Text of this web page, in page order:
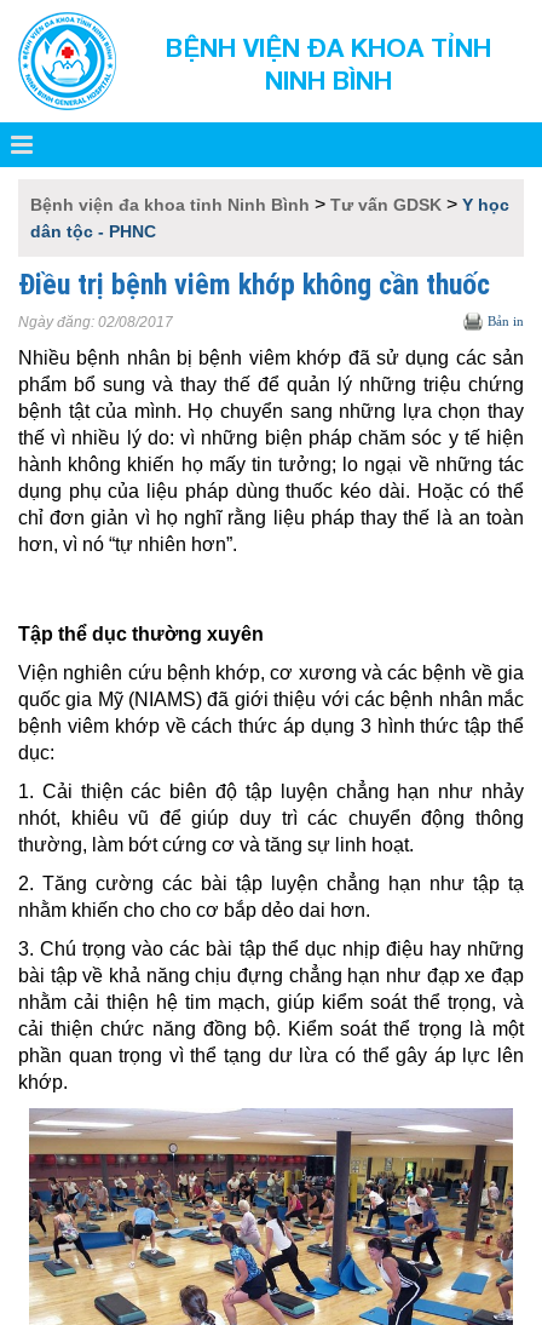
BỆNH VIỆN ĐA KHOA TỈNH
NINH BÌNH
Bệnh viện đa khoa tỉnh Ninh Bình > Tư vấn GDSK > Y học
dân tộc - PHNC
Điều trị bệnh viêm khớp không cần thuốc
Ngày đăng: 02/08/2017 Bản in
Nhiều bệnh nhân bị bệnh viêm khớp đã sử dụng các sản
phẩm bổ sung và thay thế để quản lý những triệu chứng
bệnh tật của mình. Họ chuyển sang những lựa chọn thay
thế vì nhiều lý do: vì những biện pháp chăm sóc y tế hiện
hành không khiến họ mấy tin tưởng; lo ngại về những tác
dụng phụ của liệu pháp dùng thuốc kéo dài. Hoặc có thể
chỉ đơn giản vì họ nghĩ rằng liệu pháp thay thế là an toàn
hơn, vì nó “tự nhiên hơn”.
Tập thể dục thường xuyên
Viện nghiên cứu bệnh khớp, cơ xương và các bệnh về gia
quốc gia Mỹ (NIAMS) đã giới thiệu với các bệnh nhân mắc
bệnh viêm khớpvề cách thức áp dụng 3 hình thức tập thể
dục:
1. Cải thiện các biên độ tập luyện chẳng hạn như nhảy
nhót, khiêu vũ để giúp duy trì các chuyển động thông
thường, làm bớt cứng cơ và tăng sự linh hoạt.
2. Tăng cường các bài tập luyện chẳng hạn như tập tạ
nhằm khiến cho cho cơ bắp dẻo dai hơn.
3. Chú trọng vào các bài tập thể dục nhịp điệu hay những
bài tập về khả năng chịu đựng chẳng hạn như đạp xe đạp
nhằm cải thiện hệ tim mạch, giúp kiểm soát thể trọng, và
cải thiện chức năng đồng bộ. Kiểm soát thể trọng là một
phần quan trọng vì thể tạng dư lừa có thể gây áp lực lên
khớp.